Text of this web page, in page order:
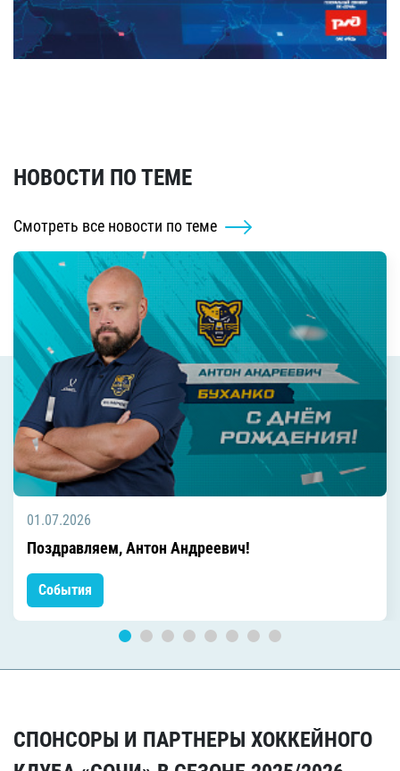
НОВОСТИ ПО ТЕМЕ
Смотреть все новости по теме
01.07.2026
Поздравляем, Антон Андреевич!
События
СПОНСОРЫ И ПАРТНЕРЫ ХОККЕЙНОГО